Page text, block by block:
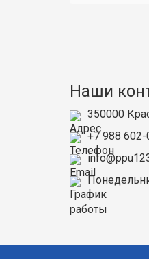
Наши
350000
+7 988 602-